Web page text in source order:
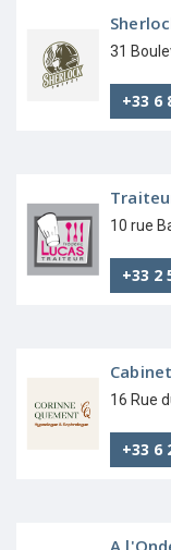
31
+33 6
10 rue
+33 2
16 Rue
+33 6
A